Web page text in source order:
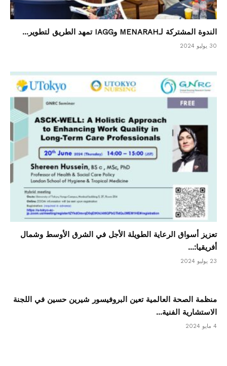
الندوة المشتركة لـMENARAH وIAGG تمهد الطريق لتطوير...
30 يوليو 2024
تعزيز أسواق الرعاية الطويلة الأجل في الشرق الأوسط وشمال
أفريقيا:...
23 يوليو 2024
منظمة الصحة العالمية تعين البروفيسور شيرين حسين في اللجنة
الاستشارية الفنية...
4 مايو 2024